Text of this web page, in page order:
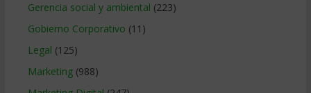
Gerencia social y ambiental (223)
Gobierno Corporativo (11)
Legal (125)
Marketing(988)